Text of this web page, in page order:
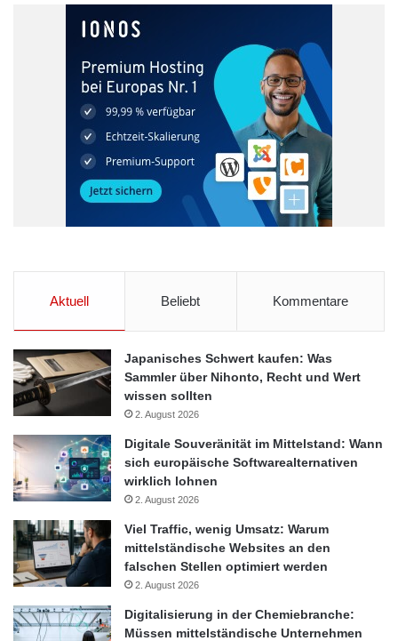
Aktuell Beliebt Kommentare
Japanisches Schwert kaufen: Was
Sammler über Nihonto, Recht und Wert
wissen sollten
2. August 2026
Digitale Souveränität im Mittelstand: Wann
sich europäische Softwarealternativen
wirklich lohnen
2. August 2026
Viel Traffic, wenig Umsatz: Warum
mittelständische Websites an den
falschen Stellen optimiert werden
2. August 2026
Digitalisierung in der Chemiebranche:
Müssen mittelständische Unternehmen